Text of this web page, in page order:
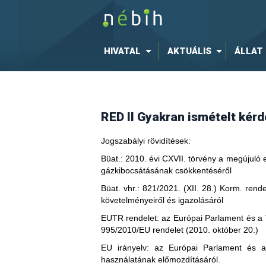
HIVATAL AKTUÁLIS ÁLLAT
RED II Gyakran ismételt
Jogszabályi rövidítések:
Büat.: 2010. évi CXVII. törvény a megújuló
gázkibocsátásának csökkentéséről
Büat. vhr.: 821/2021. (XII. 28.) Korm.
követelményeiről és igazolásáról
EUTR rendelet:az Európai Parlament és
995/2010/EU rendelet (2010. október 20.)
EU irányelv: az Európai Parlament és
használatának előmozdításáról.
bontásban),
a gyártáshoz kapcsolódóan
diszaggregált alapértelmezett
tényleges érték vagy
gyártáshoz kapcsolódó
a kellő gondosság elvén alapuló
leírása,
a fenntartható és nem
ha az erdei biomasszára,
a bioüzemanyagok, folyékony
Nem kell elvégeznie a RED II